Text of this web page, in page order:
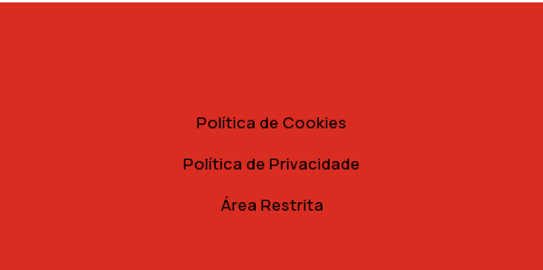
Política de Cookies
Política de Privacidade
Área Restrita